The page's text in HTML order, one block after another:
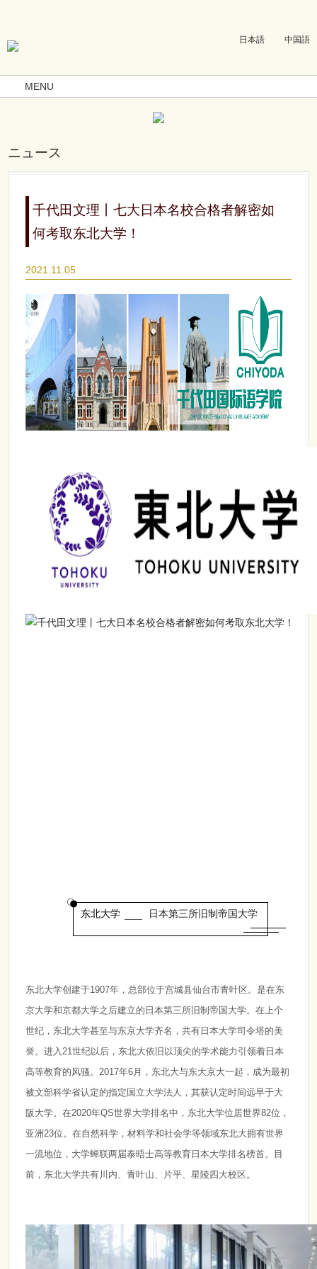
日本語 中国語
MENU
ニュース
千代田文理丨七大日本名校合格者解密如
何考取东北大学！
2021.11.05
东北大学 日本第三所旧制帝国大学
东北大学创建于1907年，总部位于宫城县仙台市青叶区。是在东
京大学和京都大学之后建立的日本第三所旧制帝国大学。在上个
世纪，东北大学甚至与东京大学齐名，共有日本大学司令塔的美
誉。进入21世纪以后，东北大依旧以顶尖的学术能力引领着日本
高等教育的风骚。2017年6月，东北大与东大京大一起，成为最初
被文部科学省认定的指定国立大学法人，其获认定时间远早于大
阪大学。在2020年QS世界大学排名中，东北大学位居世界82位，
亚洲23位。在自然科学，材料学和社会学等领域东北大拥有世界
一流地位，大学蝉联两届泰晤士高等教育日本大学排名榜首。目
前，东北大学共有川内、青叶山、片平、星陵四大校区。